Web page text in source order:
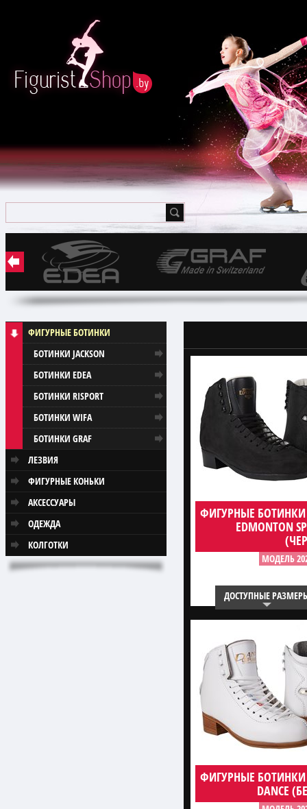
ФИГУРНЫЕ БОТИНКИ
БОТИНКИ JACKSON
БОТИНКИ EDEA
БОТИНКИ RISPORT
БОТИНКИ WIFA
БОТИНКИ GRAF
ЛЕЗВИЯ
ФИГУРНЫЕ КОНЬКИ
АКСЕССУАРЫ
ОДЕЖДА
КОЛГОТКИ
ФИГУРНЫЕ БОТИНКИ
EDMONTON
МОДЕЛЬ
ДОСТУПНЫЕ
ФИГУРНЫЕ БОТИНКИ
DANCE